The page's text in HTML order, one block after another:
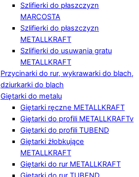
Szlifierki do płaszczyzn
MARCOSTA
Szlifierki do płaszczyzn
METALLKRAFT
Szlifierki do usuwania gratu
METALLKRAFT
Przycinarki do rur, wykrawarki do blach,
dziurkarki do blach
Giętarki do metalu
Giętarki ręczne METALLKRAFT
Giętarki do profili METALLKRAFTv
Giętarki do profili TUBEND
Giętarki żłobkujące
METALLKRAFT
Giętarki do rur METALLKRAFT